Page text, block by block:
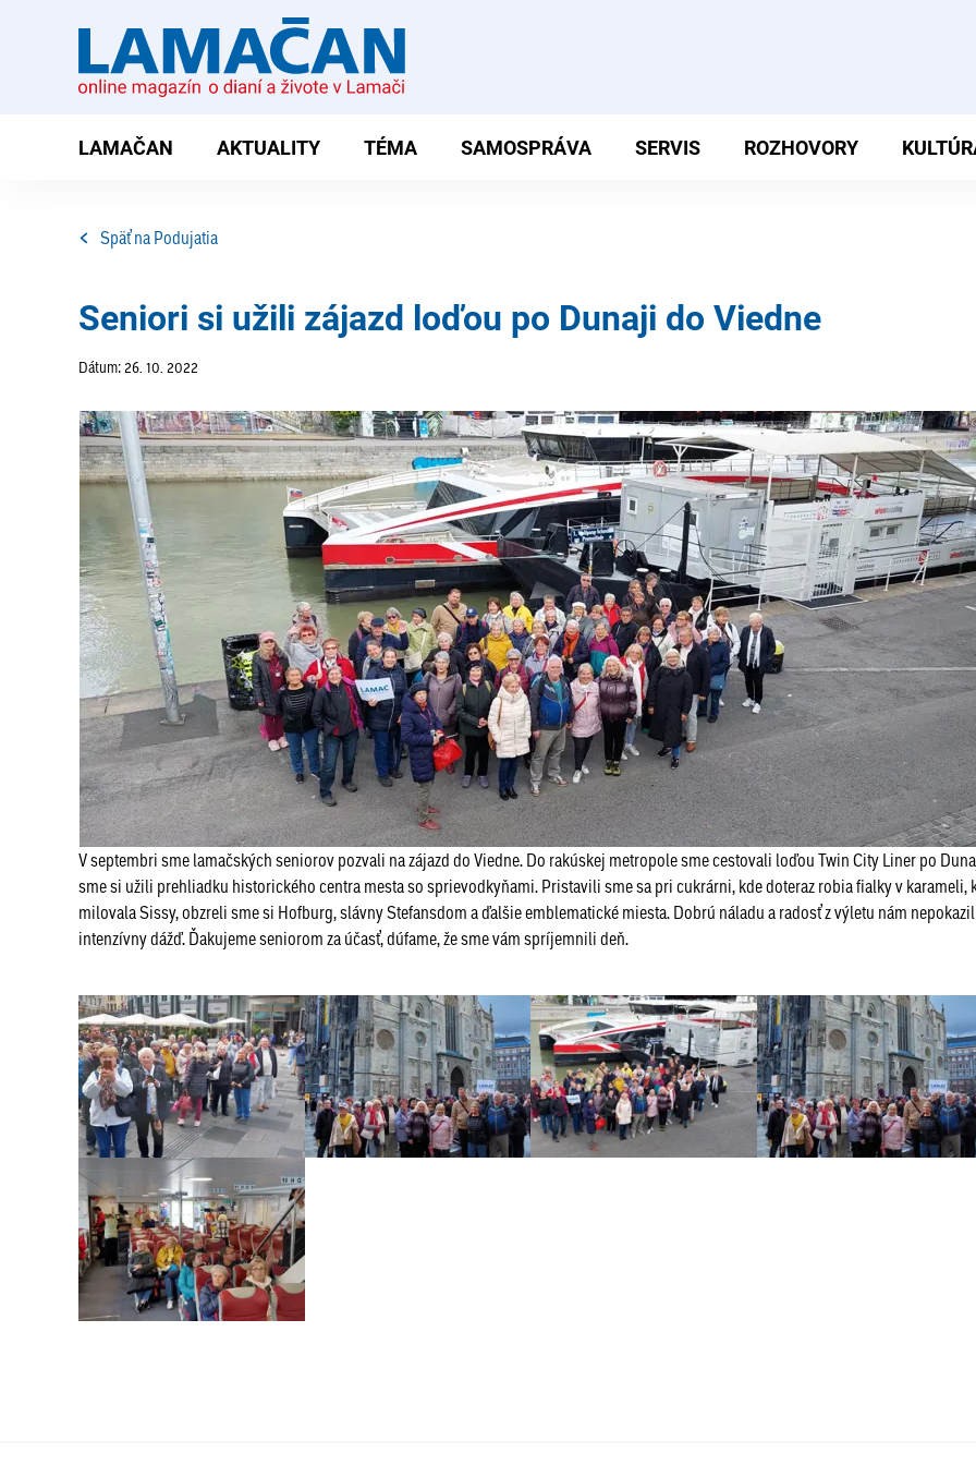
LAMAČAN AKTUALITY TÉMA SAMOSPRÁVA SERVIS ROZHOVORY
Späť na Podujatia
Seniori si užili zájazd loďou po Dunaji do Viedne
Dátum: 26. 10. 2022
V septembri sme lamačských seniorov pozvali na zájazd do Viedne. Do rakúskej metropole sme cestovali loďou Twin City Liner po
sme si užili prehliadku historického centra mesta so sprievodkyňami. Pristavili sme sa pri cukrárni, kde doteraz robia fialky v karameli,
milovala Sissy, obzreli sme si Hofburg, slávny Stefansdom a ďalšie emblematické miesta. Dobrú náladu a radosť z výletu nám
intenzívny dážď. Ďakujeme seniorom za účasť, dúfame, že sme vám spríjemnili deň.